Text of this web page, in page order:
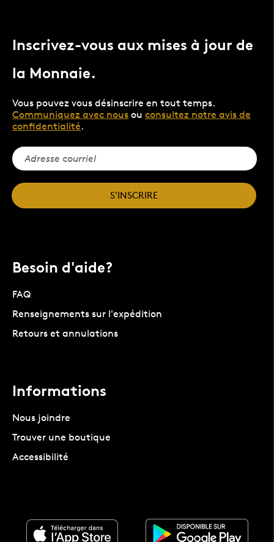
Inscrivez-vous aux mises à jour de
la Monnaie.
Vous pouvez vous désinscrire en tout temps.
Communiquez avec nous ou consultez notre avis de
confidentialité.
S'INSCRIRE
Besoin d'aide?
FAQ
Renseignements sur l'expédition
Retours et annulations
Informations
Nous joindre
Trouver une boutique
Accessibilité